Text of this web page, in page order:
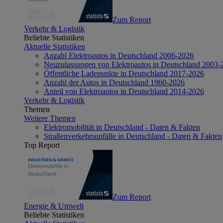
Zum Report
Verkehr & Logistik
Beliebte Statistiken
Aktuelle Statistiken
Anzahl Elektroautos in Deutschland 2006-2026
Neuzulassungen von Elektroautos in Deutschland 2003-
Öffentliche Ladepunkte in Deutschland 2017-2026
Anzahl der Autos in Deutschland 1960-2026
Anteil von Elektroautos in Deutschland 2014-2026
Verkehr & Logistik
Themen
Weitere Themen
Elektromobilität in Deutschland - Daten & Fakten
Straßenverkehrsunfälle in Deutschland - Daten & Fakten
Top Report
Zum Report
Energie & Umwelt
Beliebte Statistiken